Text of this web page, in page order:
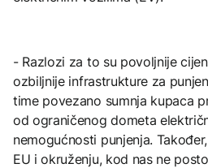
- Razlozi za to su povoljnije
ozbiljnije infrastrukture za
time povezano sumnja kupaca
od ograničenog dometa
nemogućnosti punjenja.
EU i okruženju, kod nas ne